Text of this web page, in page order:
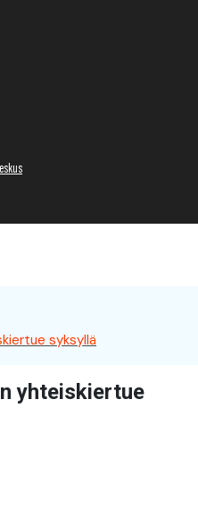
syksyllä
yhteiskiertue